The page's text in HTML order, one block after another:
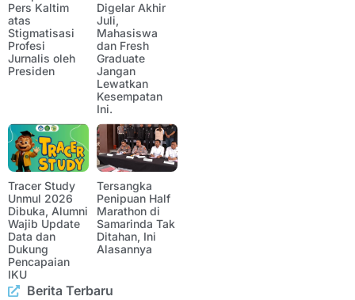
Pers Kaltim
atas
Stigmatisasi
Profesi
Jurnalis oleh
Presiden
Digelar Akhir
Juli,
Mahasiswa
dan Fresh
Graduate
Jangan
Lewatkan
Kesempatan
Ini.
Tracer Study
Unmul 2026
Dibuka, Alumni
Wajib Update
Data dan
Dukung
Pencapaian
IKU
Tersangka
Penipuan Half
Marathon di
Samarinda Tak
Ditahan, Ini
Alasannya
Berita Terbaru